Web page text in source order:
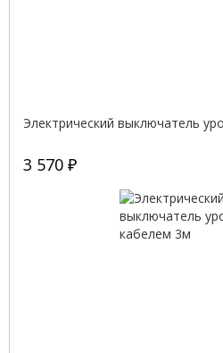
Электрический выключатель
3 570 ₽